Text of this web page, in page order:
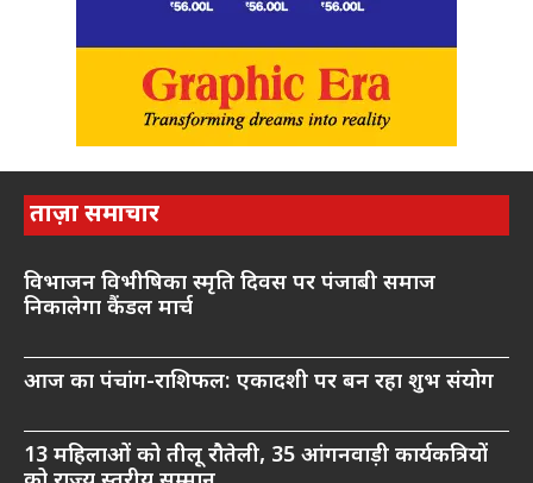
ताज़ा समाचार
विभाजन विभीषिका स्मृति दिवस पर पंजाबी समाज
निकालेगा कैंडल मार्च
आज का पंचांग-राशिफल: एकादशी पर बन रहा शुभ संयोग
13 महिलाओं को तीलू रौतेली, 35 आंगनवाड़ी कार्यकत्रियों